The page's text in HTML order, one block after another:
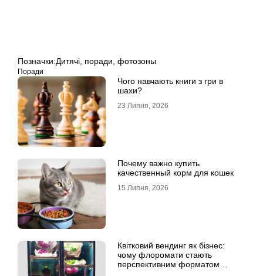
Позначки:Дитячі поради фотозоны
Поради
Чого навчають книги з гри в
шахи?
23 Липня, 2026
Почему важно купить
качественный корм для кошек
15 Липня, 2026
Квітковий вендинг як бізнес:
чому флоромати стають
перспективним форматом